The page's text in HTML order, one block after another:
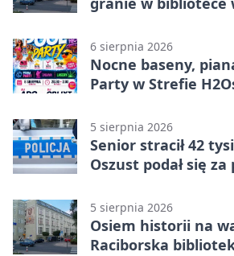
6 sierpnia 2026
Nocne baseny,
Party w Strefie
5 sierpnia 2026
Senior stracił 42
Oszust podał się
5 sierpnia 2026
Osiem historii na
Raciborska